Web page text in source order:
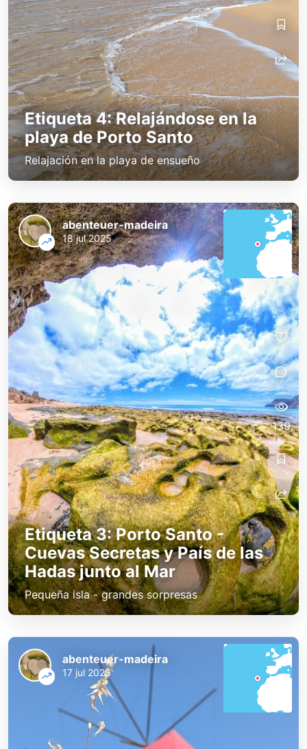
Etiqueta 4: Relajándose en la
playa de Porto Santo
Relajación en la playa de ensueño
Etiqueta 3: Porto Santo -
Cuevas Secretas y País de las
Hadas junto al Mar
Pequeña isla - grandes sorpresas
abenteuer-madeira
18 jul 2025
139
abenteuer-madeira
17 jul 2025